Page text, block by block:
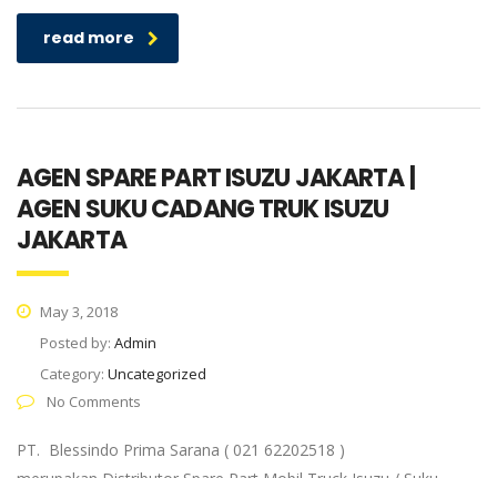
read more
AGEN SPARE PART ISUZU JAKARTA |
AGEN SUKU CADANG TRUK ISUZU
JAKARTA
May 3, 2018
Posted by: Admin
Category: Uncategorized
No Comments
PT. Blessindo Prima Sarana ( 021 62202518 )